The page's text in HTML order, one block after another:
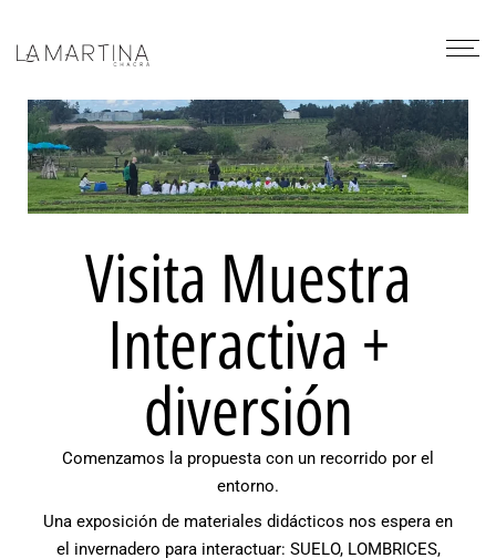
Visita Muestra
Interactiva +
diversión
Comenzamos la propuesta con un recorrido por el
entorno.
Una exposición de materiales didácticos nos espera en
el invernadero para interactuar: SUELO, LOMBRICES,